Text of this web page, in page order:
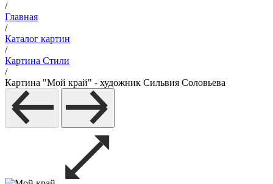
/
Главная
/
Каталог картин
/
Картина Стили
/
Картина "Мой край" - художник Сильвия Соловьева